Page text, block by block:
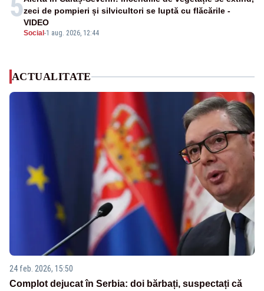
5
Social -1 aug. 2026, 12:44
zeci de pompieri și silvicultori se luptă cu flăcările -
VIDEO
ACTUALITATE
24 feb. 2026, 15:50
Complot dejucat în Serbia: doi bărbați, suspectați că